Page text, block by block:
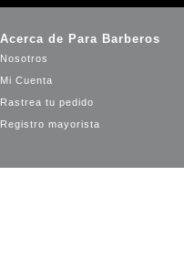
Acerca de Para Barberos
Nosotros
Mi Cuenta
Rastrea tu pedido
Registro mayorista